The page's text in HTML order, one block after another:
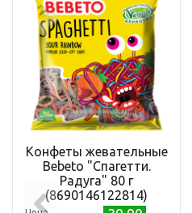
Конфеты жевательные
Bebeto "Спагетти.
Радуга" 80 г
(8690146122814)